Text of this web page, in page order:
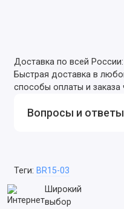
Доставка по всей России:
Быстрая доставка в
способы оплаты и заказа
Вопросы и ответы
Теги: BR15-03
Широкий
выбор